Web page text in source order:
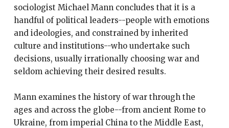
sociologist Michael Mann concludes that it is a
handful of political leaders--people with emotions
and ideologies, and constrained by inherited
culture and institutions--who undertake such
decisions, usually irrationally choosing war and
seldom achieving their desired results.
Mann examines the history of war through the
ages and across the globe--from ancient Rome to
Ukraine, from imperial China to the Middle East,